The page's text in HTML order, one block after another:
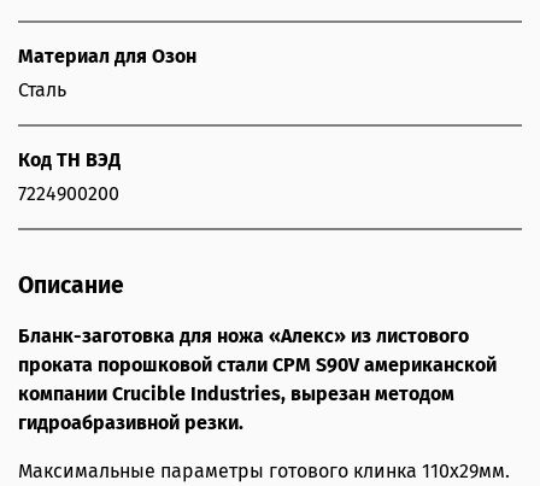
Материал для Озон
Сталь
Код ТН ВЭД
7224900200
Описание
Бланк-заготовка для ножа «Алекс» из листового
проката порошковой стали CPM S90V американской
компании Crucible Industries, вырезан методом
гидроабразивной резки.
Максимальные параметры готового клинка 110х29мм.